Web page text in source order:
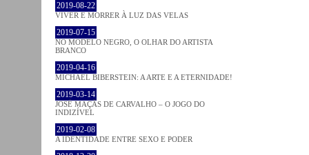
2019-08-22
VIVER E MORRER À LUZ DAS VELAS
2019-07-15
NO MODELO NEGRO, O OLHAR DO ARTISTA
BRANCO
2019-04-16
MICHAEL BIBERSTEIN: A ARTE E A ETERNIDADE!
2019-03-14
JOSÉ MAÇÃS DE CARVALHO – O JOGO DO
INDIZÍVEL
2019-02-08
A IDENTIDADE ENTRE SEXO E PODER